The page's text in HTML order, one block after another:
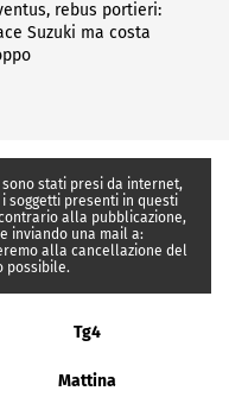
rebus portieri:
Suzuki ma costa
stati presi da internet,
soggetti presenti in questi
alla pubblicazione,
inviando una mail a:
alla cancellazione del
possibile.
Tg4
Mattina